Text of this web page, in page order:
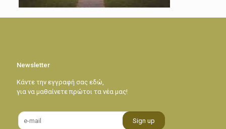
Newsletter
Κάντε την εγγραφή σας εδώ,
για να μαθαίνετε πρώτοι τα νέα μας!